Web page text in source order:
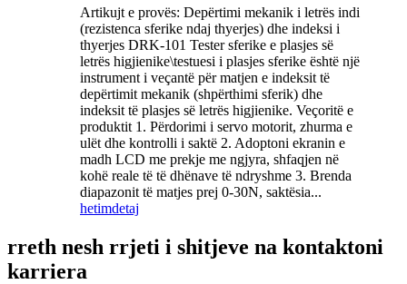
Artikujt e provës: Depërtimi mekanik i letrës indi
(rezistenca sferike ndaj thyerjes) dhe indeksi i
thyerjes DRK-101 Tester sferike e plasjes së
letrës higjienike\testuesi i plasjes sferike është një
instrument i veçantë për matjen e indeksit të
depërtimit mekanik (shpërthimi sferik) dhe
indeksit të plasjes së letrës higjienike. Veçoritë e
produktit 1. Përdorimi i servo motorit, zhurma e
ulët dhe kontrolli i saktë 2. Adoptoni ekranin e
madh LCD me prekje me ngjyra, shfaqjen në
kohë reale të të dhënave të ndryshme 3. Brenda
diapazonit të matjes prej 0-30N, saktësia...
hetimdetaj
rreth nesh rrjeti i shitjeve na kontaktoni
karriera